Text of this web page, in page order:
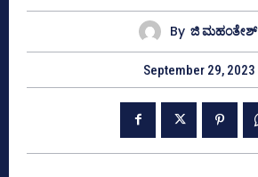
By ಜಿ ಮಹಂತೇಶ್
September 29, 2023